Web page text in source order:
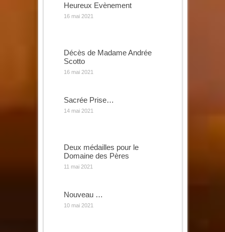
Heureux Evènement
16 mai 2021
Décès de Madame Andrée
Scotto
16 mai 2021
Sacrée Prise…
14 mai 2021
Deux médailles pour le
Domaine des Pères
11 mai 2021
Nouveau …
10 mai 2021